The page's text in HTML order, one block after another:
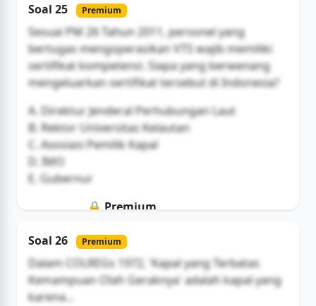
Buka Akses
Soal 25 Premium
Sesuai PM 26 Tahun 2011, personel yang
bertugas mengoperasikan VTS wajib memiliki
sertifikat kompetensi. Siapa yang berwenang
mengeluarkan sertifikat tersebut di Indonesia?
A. Direktur Jenderal Perhubungan Laut
B. Rektor Universitas Kelautan
C. Asosiasi Pemilik Kapal
D. IMO
E. Gubernur
🔒 Premium
Buka Akses
Soal 26 Premium
Dalam COLREGs 1972, 'Kapal yang Terbatas
Kemampuan Olah Geraknya' adalah kapal yang
karena...